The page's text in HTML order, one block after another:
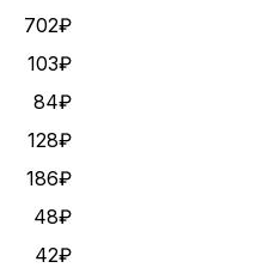
702₽
103₽
84₽
128₽
186₽
48₽
42₽